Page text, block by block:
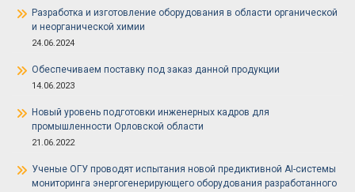
Разработка и изготовление оборудования в области органической
и неорганической химии
24.06.2024
Обеспечиваем поставку под заказ данной продукции
14.06.2023
Новый уровень подготовки инженерных кадров для
промышленности Орловской области
21.06.2022
Ученые ОГУ проводят испытания новой предиктивной AI-системы
мониторинга энергогенерирующего оборудования разработанного